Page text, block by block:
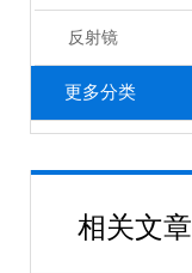
反射镜
更多分类
相关文章